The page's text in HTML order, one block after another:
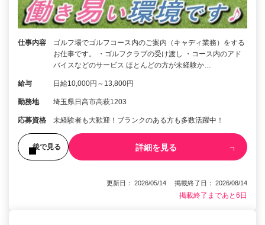
仕事内容
ゴルフ場でゴルフコース内のご案内（キャディ業務）をする
お仕事です。 ・ゴルフクラブの受け渡し ・コース内のアド
バイスなどのサービス ほとんどの方が未経験か…
給与 日給10,000円～13,800円
勤務地 埼玉県日高市高萩1203
応募資格 未経験者も大歓迎！ブランクのある方も多数活躍中！
後で見る 詳細を見る
更新日： 2026/05/14 掲載終了日： 2026/08/14
掲載終了まであと6日